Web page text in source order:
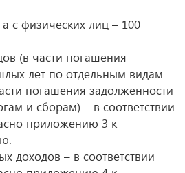
с физических лиц – 100
(в части погашения
лет по отдельным видам
погашения задолженности
и сборам) – в соответствии
приложению 3 к
доходов – в соответствии